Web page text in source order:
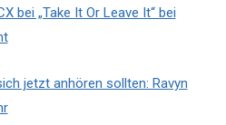
bei „Take It Or Leave It“ bei
jetzt anhören sollten: Ravyn